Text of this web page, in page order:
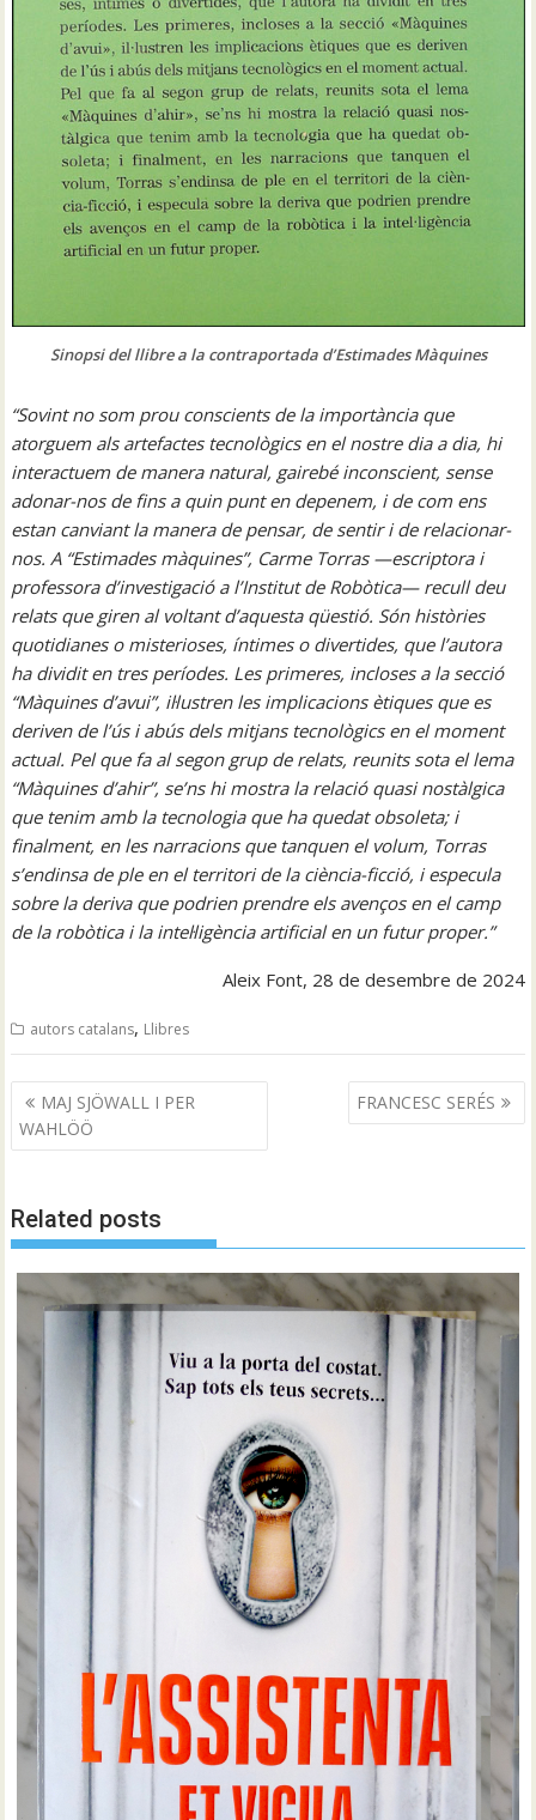
Sinopsi del llibre a la contraportada d’Estimades Màquines
“Sovint no som prou conscients de la importància que
atorguem als artefactes tecnològics en el nostre dia a dia, hi
interactuem de manera natural, gairebé inconscient, sense
adonar-nos de fins a quin punt en depenem, i de com ens
estan canviant la manera de pensar, de sentir i de relacionar-
nos. A “Estimades màquines”, Carme Torras —escriptora i
professora d’investigació a l’Institut de Robòtica— recull deu
relats que giren al voltant d’aquesta qüestió. Són històries
quotidianes o misterioses, íntimes o divertides, que l’autora
ha dividit en tres períodes. Les primeres, incloses a la secció
“Màquines d’avui”, il·lustren les implicacions ètiques que es
deriven de l’ús i abús dels mitjans tecnològics en el moment
actual. Pel que fa al segon grup de relats, reunits sota el lema
“Màquines d’ahir”, se’ns hi mostra la relació quasi nostàlgica
que tenim amb la tecnologia que ha quedat obsoleta; i
finalment, en les narracions que tanquen el volum, Torras
s’endinsa de ple en el territori de la ciència-ficció, i especula
sobre la deriva que podrien prendre els avenços en el camp
de la robòtica i la intel·ligència artificial en un futur proper.”
Aleix Font, 28 de desembre de 2024
autors catalans, Llibres
Navegació
d'entrades
MAJ SJÖWALL I PER
WAHLÖÖ
FRANCESC SERÉS
Related posts